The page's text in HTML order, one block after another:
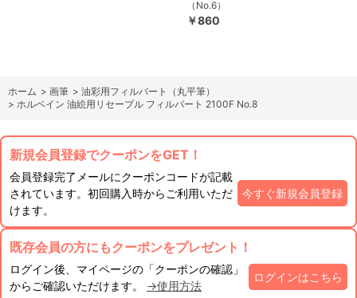
（No.6）
￥860
ホーム > 画筆 > 油彩用フィルバート（丸平筆）
> ホルベイン 油絵用リセーブル フィルバート 2100F No.8
新規会員登録でクーポンをGET！
会員登録完了メールにクーポンコードが記載
されています。初回購入時からご利用いただ
けます。
今すぐ新規会員登録
既存会員の方にもクーポンをプレゼント！
ログイン後、マイページの「クーポンの確認」
からご確認いただけます。 →使用方法
ログインはこちら